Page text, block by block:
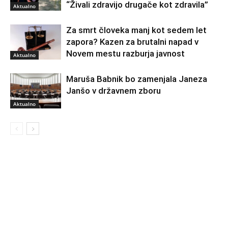
Aktualno
“Živali zdravijo drugače kot zdravila”
Aktualno
Za smrt človeka manj kot sedem let
zapora? Kazen za brutalni napad v
Novem mestu razburja javnost
Aktualno
Maruša Babnik bo zamenjala Janeza
Janšo v državnem zboru